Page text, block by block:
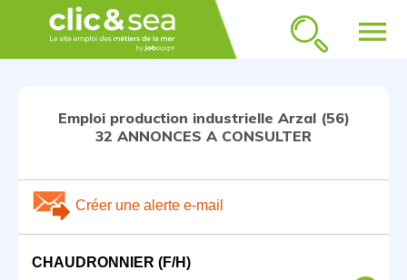
menu
Emploi production industrielle Arzal (56)
32 ANNONCES A CONSULTER
Créer une alerte e-mail
CHAUDRONNIER (F/H)